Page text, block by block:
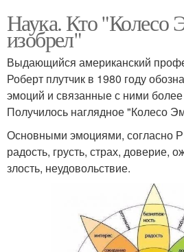
Наука. Кто "Колесо
изобрел"
Выдающийся американский
Роберт плутчик в 1980 году
эмоций и связанные с ними
Получилось наглядное "Колесо
Основными эмоциями, согласно
радость, грусть, страх, доверие,
злость, неудовольствие.